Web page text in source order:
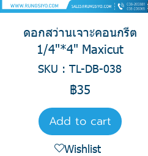
ดอกสว่านเจาะคอนกรีต
1/4"*4" Maxicut
SKU : TL-DB-038
฿35
Add to cart
Wishlist